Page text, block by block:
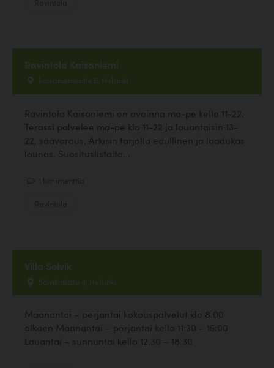
Ravintola Kaisaniemi
kaisaniementie 6, Helsinki
Ravintola Kaisaniemi on avoinna ma-pe kello 11-22.
Terassi palvelee ma-pe klo 11-22 ja lauantaisin 13-
22, säävaraus. Arkisin tarjolla edullinen ja laadukas
lounas. Suosituslistalta...
Villa Solvik
Solvikinkatu 4, Helsinki
Maanantai – perjantai kokouspalvelut klo 8.00
alkaen Maanantai – perjantai kello 11:30 – 15:00
Lauantai – sunnuntai kello 12.30 – 18.30